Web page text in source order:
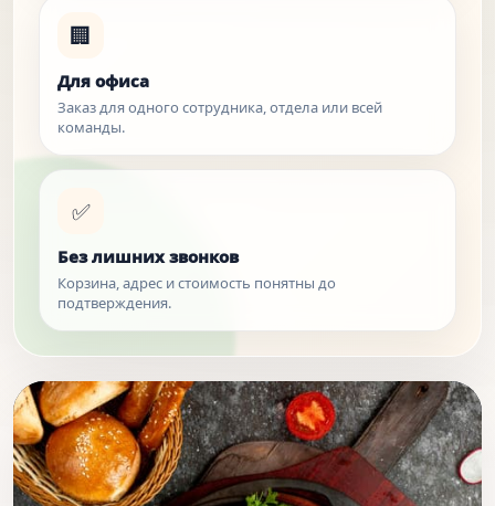
🏢
Для офиса
Заказ для одного сотрудника, отдела или всей
команды.
✅
Без лишних звонков
Корзина, адрес и стоимость понятны до
подтверждения.